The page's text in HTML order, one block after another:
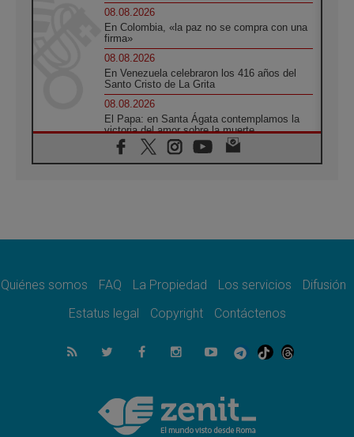
08.08.2026
En Colombia, «la paz no se compra con una
firma»
08.08.2026
En Venezuela celebraron los 416 años del
Santo Cristo de La Grita
08.08.2026
El Papa: en Santa Ágata contemplamos la
victoria del amor sobre la muerte
08.08.2026
León XIV visitará el Santuario de la Madre
07.08.2026
07.08.2026
el compromiso del cristiano"
La matanza de niños en Gaza no cesa: 300
muertos en 300 días
Tagle: La guerra desfigura el mundo, solo la
revelación de Dios lo transfigura
Quiénes somos FAQ La Propiedad Los servicios
Difusión
Estatus legal
Copyright Contáctenos